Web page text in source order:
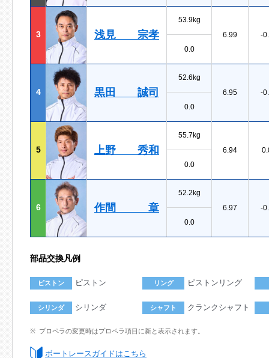
3 浅見 宗孝
53.9kg
6.99
-
0.0
4 黒田 誠司
52.6kg
6.95
-
0.0
5 上野 秀和
55.7kg
6.94
0.0
6 作間 章
52.2kg
6.97
-
0.0
部品交換凡例
ピストン ピストン リング ピストンリング
シリンダ シリンダ シャフト クランクシャフト
プロペラの変更時はプロペラ項目に新と表示されます。
ボートレースガイドはこちら